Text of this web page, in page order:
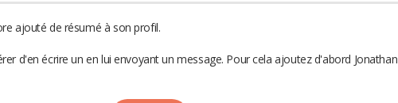
ajouté de résumé à son profil.
d'en écrire un en lui envoyant un message. Pour cela ajoutez d'abord Jonathan